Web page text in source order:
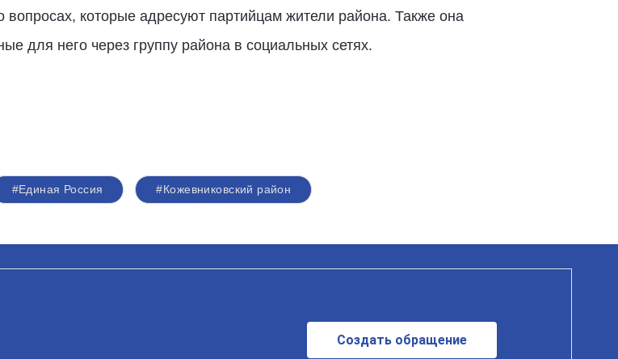
вопросах, которые адресуют партийцам жители района. Также она
для него через группу района в социальных сетях.
#Единая Россия #Кожевниковский район
Создать обращение